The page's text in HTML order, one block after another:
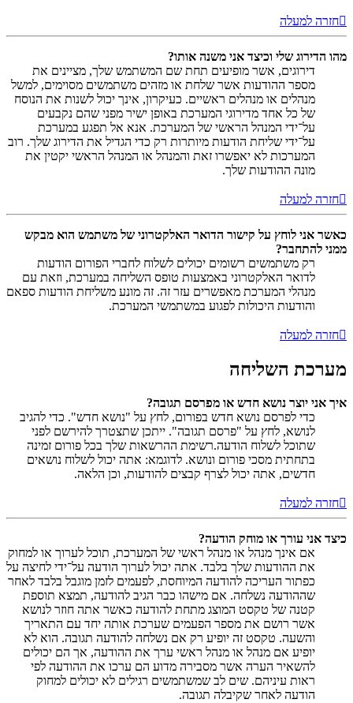
חזרה למעלה
מהו הדירוג שלי וכיצד אני משנה אותו?
דירוגים, אשר מופיעים תחת שם המשתמש שלך, מציינים את
מספר ההודעות אשר שלחת או מזהים משתמשים מסוימים, למשל
מנהלים או מנהלים ראשיים. כעיקרון, אינך יכול לשנות את הנוסח
של כל אחד מדירוגי המערכת באופן ישיר מפני שהם נקבעים
על־ידי המנהל הראשי של המערכת. אנא אל תפגע במערכת
על־ידי שליחת הודעות מיותרות רק כדי הגדיל את הדירוג שלך. רוב
המערכות לא יאפשרו זאת והמנהל או המנהל הראשי יקטין את
מונה ההודעות שלך.
חזרה למעלה
כאשר אני לוחץ על קישור הדואר האלקטרוני של משתמש הוא מבקש
ממני להתחבר?
רק משתמשים רשומים יכולים לשלוח לחברי הפורום הודעות
לדואר האלקטרוני באמצעות טופס השליחה במערכת, וזאת עם
מנהלי המערכת מאפשרים עזר זה. זה מונע משליחת הודעות ספאם
והודעות היכולות לפגוע במשתמשי המערכת.
חזרה למעלה
מערכת השליחה
איך אני יוצר נושא חדש או מפרסם תגובה?
כדי לפרסם נושא חדש בפורום, לחץ על "נושא חדש". כדי להגיב
לנושא, לחץ על "פרסם תגובה". ייתכן שתצטרך להירשם לפני
שתוכל לשלוח הודעה.רשימת ההרשאות שלך בכל פורום זמינה
בתחתית מסכי פורום ונושא. לדוגמא: אתה יכול לשלוח נושאים
חדשים, אתה יכול לצרף קבצים להודעות, וכן הלאה.
חזרה למעלה
כיצד אני עורך או מוחק הודעה?
אם אינך מנהל או מנהל ראשי של המערכת, תוכל לערוך או למחוק
את ההודעות שלך בלבד. אתה יכול לערוך הודעה על־ידי לחיצה על
כפתור העריכה להודעה המיוחסת, לפעמים לזמן מוגבל בלבד לאחר
שההודעה נשלחה. אם מישהו כבר הגיב להודעה, תמצא תוספת
קטנה של טקסט המוצג מתחת להודעה כאשר אתה חוזר לנושא
אשר רושם את מספר הפעמים שערכת אותה יחד עם התאריך
והשעה. טקסט זה יופיע רק אם נשלחה להודעה תגובה. הוא לא
יופיע אם מנהל או מנהל ראשי ערך את ההודעה, אך הם יכולים
להשאיר הערה אשר מסבירה מדוע הם ערכו את ההודעה לפי
ראות עיניהם. שים לב שמשתמשים רגילים לא יכולים למחוק
הודעה לאחר שקיבלה תגובה.